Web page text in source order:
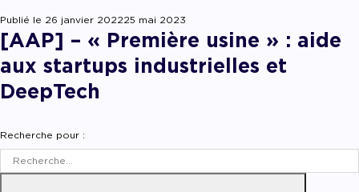
Les
Agenda
La Prépa
Offres
Publié le 26 janvier 202225 mai 2023
[AAP] – « Première usine » : aide
aux startups industrielles et
DeepTech
Recherche pour :